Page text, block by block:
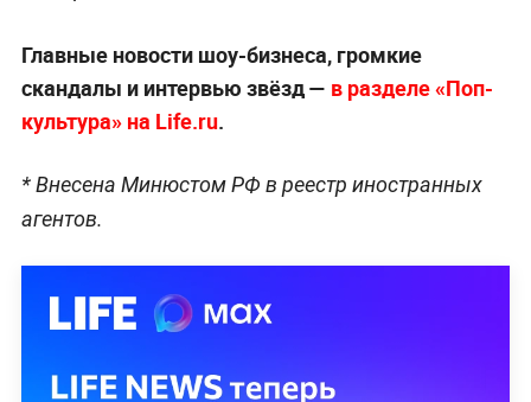
Главные новости шоу-бизнеса, громкие
скандалы и интервью звёзд — в разделе «Поп-
культура» на Life.ru.
* Внесена Минюстом РФ в реестр иностранных
агентов.